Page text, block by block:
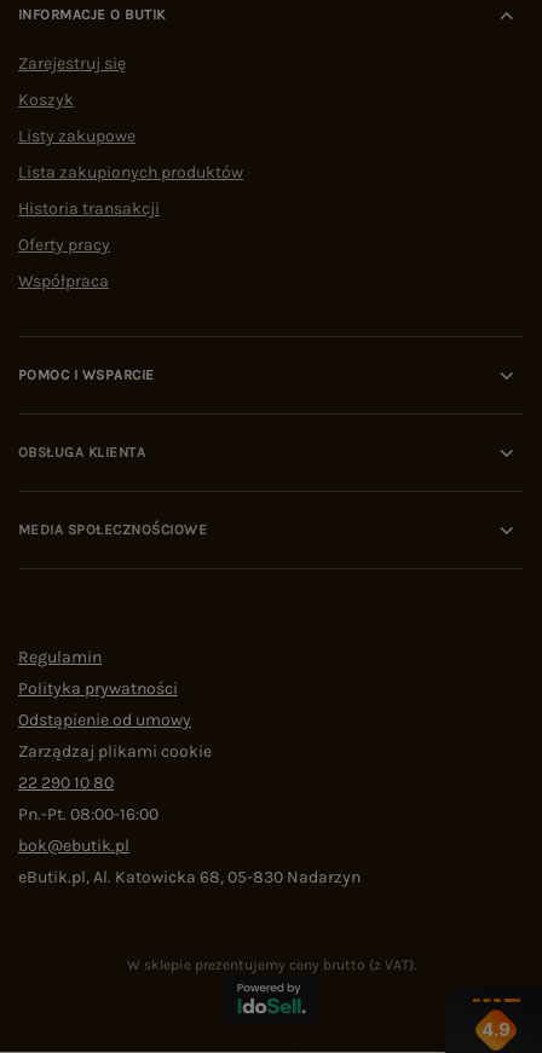
INFORMACJE O BUTIK
Zarejestruj się
Koszyk
Listy zakupowe
Lista zakupionych produktów
Historia transakcji
Oferty pracy
Współpraca
POMOC I WSPARCIE
OBSŁUGA KLIENTA
MEDIA SPOŁECZNOŚCIOWE
Regulamin
Polityka prywatności
Odstąpienie od umowy
Zarządzaj plikami cookie
22 290 10 80
Pn.-Pt. 08:00-16:00
bok@ebutik.pl
eButik.pl,Al. Katowicka 68,05-830 Nadarzyn
W sklepie prezentujemy ceny brutto (z VAT).
4.9